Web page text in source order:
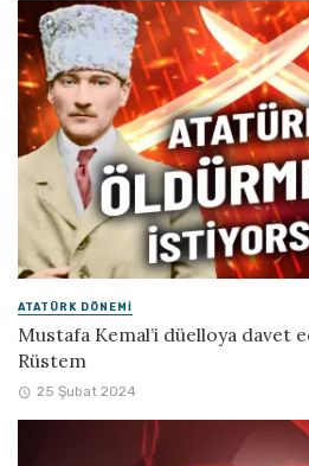
ATATÜRK DÖNEMI
Mustafa Kemal’i düelloya davet
Rüstem
25 Şubat 2024